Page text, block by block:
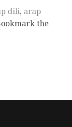
dili, arap
the